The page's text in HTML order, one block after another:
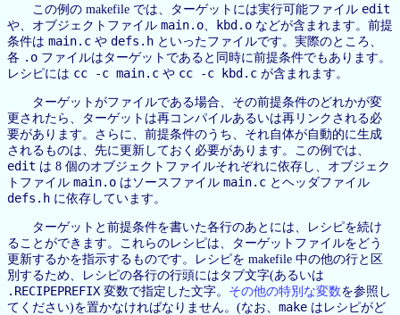
この例の makefile では、ターゲットには実行可能ファイル edit
や、オブジェクトファイル main.o kbd.o などが含まれます。前提
条件は main.c や defs.h といったファイルです。実際のところ、
各 .o ファイルはターゲットであると同時に前提条件でもあります。
レシピには cc -c main.c や cc -c kbd.c が含まれます。
ターゲットがファイルである場合、その前提条件のどれかが変
更されたら、ターゲットは再コンパイルあるいは再リンクされる必
要があります。さらに、前提条件のうち、それ自体が自動的に生成
されるものは、先に更新しておく必要があります。この例では、
edit は 8 個のオブジェクトファイルそれぞれに依存し、オブジェク
トファイル main.o はソースファイル main.c とヘッダファイル
defs.h に依存しています。
ターゲットと前提条件を書いた各行のあとには、レシピを続け
ることができます。これらのレシピは、ターゲットファイルをどう
更新するかを指示するものです。レシピを makefile 中の他の行と区
別するため、レシピの各行の行頭にはタブ文字(あるいは
.RECIPEPREFIX 変数で指定した文字。 その他の特別な変数を参照し
てください)を置かなければなりません。(なお、 make はレシピがど